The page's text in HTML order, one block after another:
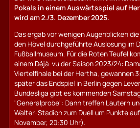
Pokals in einem Auswärtsspiel auf
wird am 2./3. Dezember 2025.
Das ergab vor wenigen Augenblicken
den Hövel durchgeführte Auslosung im
Fußballmuseum. Für die Roten Teufel
einem Déjà-vu der Saison 2023/24:
Viertelfinale bei der Hertha, gewannen
später das Endspiel in Berlin gegen
Bundesliga gibt es kommenden
"Generalprobe": Dann treffen Lautern
Walter-Stadion zum Duell um Punkte
November, 20:30 Uhr).